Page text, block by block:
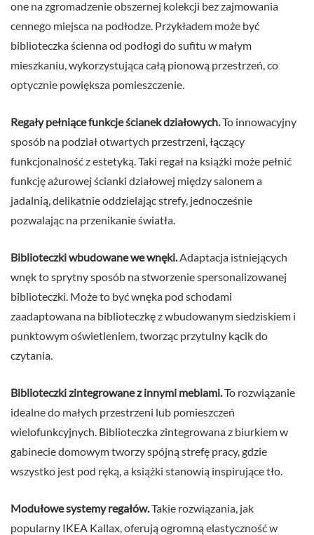
one na zgromadzenie obszernej kolekcji bez zajmowania
cennego miejsca na podłodze. Przykładem może być
biblioteczka ścienna od podłogi do sufitu w małym
mieszkaniu, wykorzystująca całą pionową przestrzeń, co
optycznie powiększa pomieszczenie.
Regały pełniące funkcje ścianek działowych.To innowacyjny
sposób na podział otwartych przestrzeni, łączący
funkcjonalność z estetyką. Taki regał na książki może pełnić
funkcję ażurowej ścianki działowej między salonem a
jadalnią, delikatnie oddzielając strefy, jednocześnie
pozwalając na przenikanie światła.
Biblioteczki wbudowane we wnęki.Adaptacja istniejących
wnęk to sprytny sposób na stworzenie spersonalizowanej
biblioteczki. Może to być wnęka pod schodami
zaadaptowana na biblioteczkę z wbudowanym siedziskiem i
punktowym oświetleniem, tworząc przytulny kącik do
czytania.
Biblioteczki zintegrowane z innymi meblami.To rozwiązanie
idealne do małych przestrzeni lub pomieszczeń
wielofunkcyjnych. Biblioteczka zintegrowana z biurkiem w
gabinecie domowym tworzy spójną strefę pracy, gdzie
wszystko jest pod ręką, a książki stanowią inspirujące tło.
Modułowe systemy regałów.Takie rozwiązania, jak
popularny IKEA Kallax, oferują ogromną elastyczność w